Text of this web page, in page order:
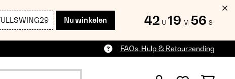
Nu winkelen 42 U 19 M 54 S
FAQs, Hulp & Retourzending